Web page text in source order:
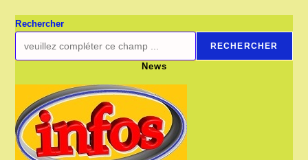
Rechercher
RECHERCHER
News